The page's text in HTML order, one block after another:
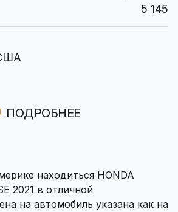
5 145
ПОДРОБНЕЕ
находиться HONDA
2021 в отличной
на автомобиль указана как на